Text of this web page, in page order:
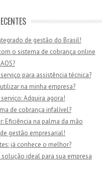
de gestão do Brasil!
o sistema de cobrança online
para assistência técnica?
na minha empresa?
Adquira agora!
de cobrança infalível?
Eficiência na palma da mão
gestão empresarial!
já conhece o melhor?
ideal para sua empresa